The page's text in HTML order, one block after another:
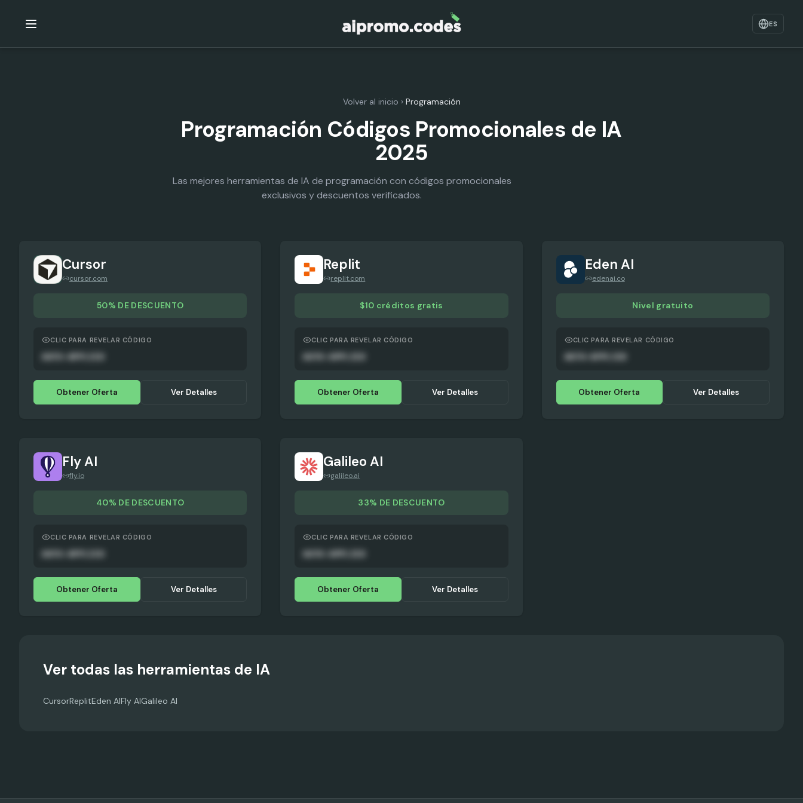
ES
Volver al inicio › Programación
Programación Códigos Promocionales de IA
2025
Las mejores herramientas de IA de programación con códigos promocionales
exclusivos y descuentos verificados.
Cursor
cursor.com
50% DE DESCUENTO
CLIC PARA REVELAR CÓDIGO
Obtener Oferta Ver Detalles
Replit
replit.com
$10 créditos gratis
CLIC PARA REVELAR CÓDIGO
Obtener Oferta Ver Detalles
Eden AI
edenai.co
Nivel gratuito
CLIC PARA REVELAR CÓDIGO
Obtener Oferta Ver Detalles
Fly AI
fly.io
40% DE DESCUENTO
CLIC PARA REVELAR CÓDIGO
Obtener Oferta Ver Detalles
Galileo AI
galileo.ai
33% DE DESCUENTO
CLIC PARA REVELAR CÓDIGO
Obtener Oferta Ver Detalles
Ver todas las herramientas de IA
CursorReplitEden AIFly AIGalileo AI